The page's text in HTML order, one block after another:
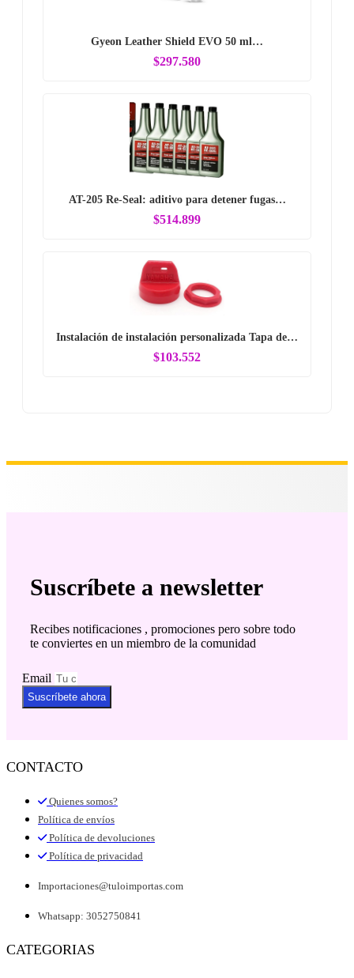
Gyeon Leather Shield EVO 50 ml…
$297.580
AT-205 Re-Seal: aditivo para detener fugas…
$514.899
Instalación de instalación personalizada Tapa de…
$103.552
Suscríbete a newsletter
Recibes notificaciones , promociones pero sobre todo
te conviertes en un miembro de la comunidad
Email
Suscríbete ahora
CONTACTO
Quienes somos?
Política de envíos
Política de devoluciones
Política de privacidad
Importaciones@tuloimportas.com
Whatsapp: 3052750841
CATEGORIAS